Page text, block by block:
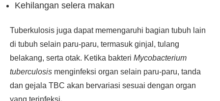
Kehilangan selera makan
Tuberkulosis juga dapat memengaruhi bagian tubuh lain
di tubuh selain paru-paru, termasuk ginjal, tulang
belakang, serta otak. Ketika bakteri Mycobacterium
tuberculosis menginfeksi organ selain paru-paru, tanda
dan gejala TBC akan bervariasi sesuai dengan organ
yang terinfeksi.